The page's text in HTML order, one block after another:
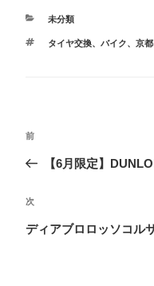
カ
ゴ
未分類
タ
タイヤ交換、 バイク、 京都
ナ
ビ
ー
前
の
稿
前
【6月限定】
次
の
次
ディアブロロッソコル